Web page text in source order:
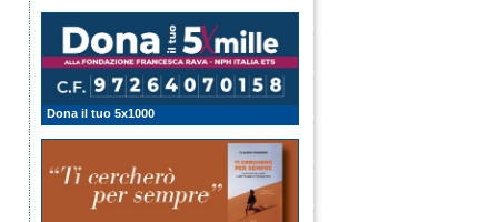
Dona il tuo 5x1000